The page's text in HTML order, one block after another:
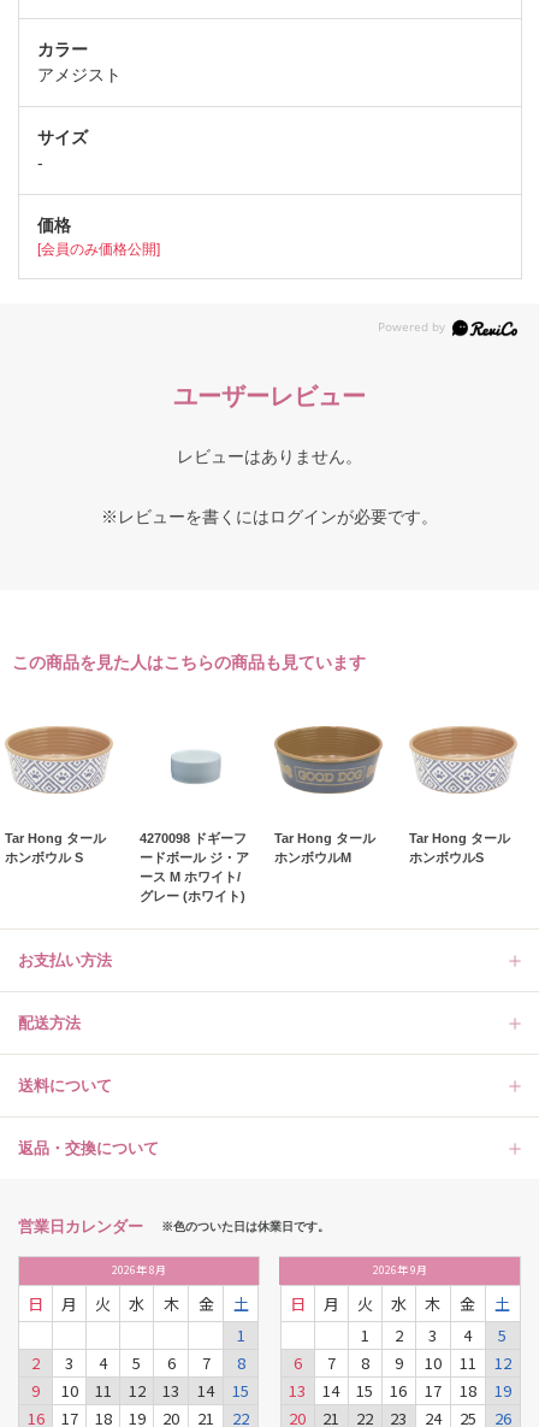
アメジスト
-
[会員のみ価格公開]
ユーザーレビュー
レビューはありません。
※レビューを書くにはログインが必要です。
この商品を見た人はこちらの商品も見ています
Tar Hong タール
ホンボウル S
4270098 ドギーフ
ードボール ジ・ア
ース M ホワイト/
グレー (ホワイト)
Tar Hong タール
ホンボウルM
Tar Hong タール
ホンボウルS
お支払い方法
配送方法
送料について
返品・交換について
営業日カレンダー ※色のついた日は休業日です。
2026年8月
日 月 火 水 木 金
土
1
2
3 4 5 6 7
8
9
10 11 12 13 14
15
16
17 18 19 20 21 22
2026年9月
日 月 火 水 木 金
土
1
2 3 4
5
6
7 8 9 10 11
12
13
14 15 16 17 18
19
20
21 22 23 24 25 26